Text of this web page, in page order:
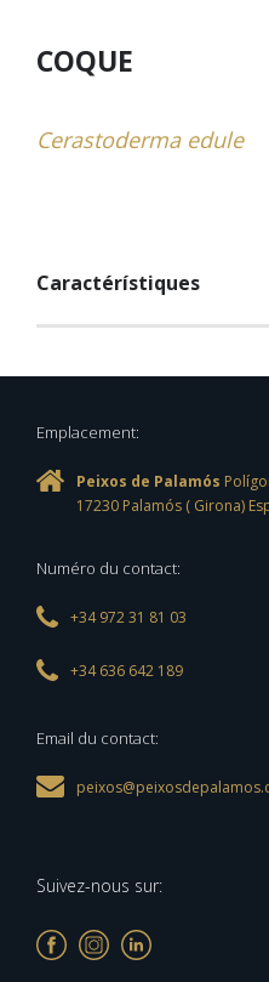
COQUE
Cerastoderma edule
Caractérístiques
Emplacement:
Peixos de Palamós
17230 Palamós( Girona)
Numéro du contact:
+34 972 31 81 03
+34 636 642 189
Email du contact:
Suivez-nous sur: